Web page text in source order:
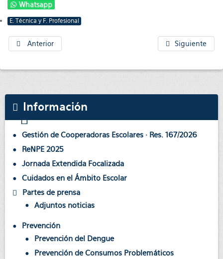
Whatsapp
E. Técnica y F. Profesional
Anterior Siguiente
Información
Gestión de Cooperadoras Escolares · Res. 167/2026
ReNPE 2025
Jornada Extendida Focalizada
Cuidados en el Ámbito Escolar
Partes de prensa
Adjuntos noticias
Prevención
Prevención del Dengue
Prevención de Consumos Problemáticos